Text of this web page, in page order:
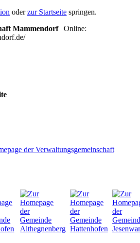
oderzur Startseite springen.
Mammendorf| Online: